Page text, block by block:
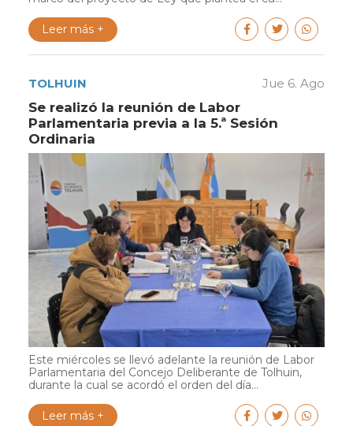
Leer más +
TOLHUIN Jue 6. Ago
Se realizó la reunión de Labor
Parlamentaria previa a la 5.ª Sesión
Ordinaria
Este miércoles se llevó adelante la reunión de Labor
Parlamentaria del Concejo Deliberante de Tolhuin,
durante la cual se acordó el orden del día...
Leer más +